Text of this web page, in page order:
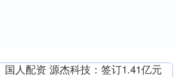
国人配资 源杰科技：签订1.41亿元